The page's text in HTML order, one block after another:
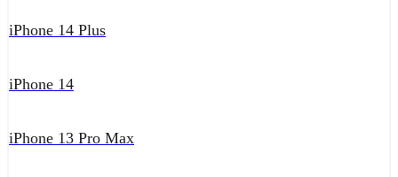
iPhone 14 Plus
iPhone 14
iPhone 13 Pro Max